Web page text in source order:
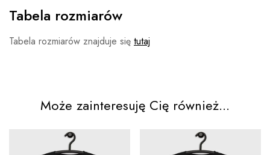
Tabela rozmiarów
Tabela rozmiarów znajduje się tutaj
Może zainteresuję Cię również...